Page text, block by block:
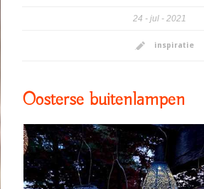
24 jul 2021
inspiratie
Oosterse buitenlampen